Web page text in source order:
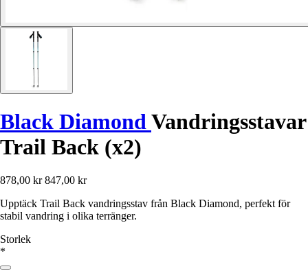
Black Diamond Vandringsstavar
Trail Back (x2)
878,00 kr 847,00 kr
Upptäck Trail Back vandringsstav från Black Diamond, perfekt för
stabil vandring i olika terränger.
Storlek
*